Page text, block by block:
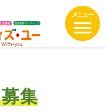
保育士募集
集